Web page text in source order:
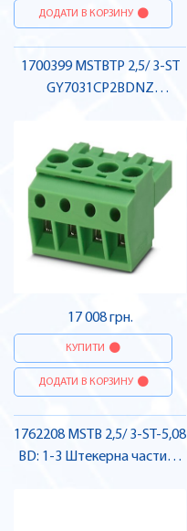
ДОДАТИ В КОРЗИНУ
1700399 MSTBTP 2,5/ 3-ST
GY7031CP2BDNZ
17 008 грн.
КУПИТИ
ДОДАТИ В КОРЗИНУ
1762208 MSTB 2,5/ 3-ST-5,08
BD: 1-3 Штекерна частина